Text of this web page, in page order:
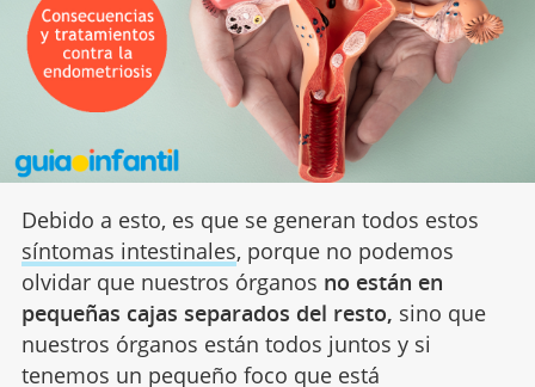
Debido a esto, es que se generan todos estos
síntomas intestinales, porque no podemos
olvidar que nuestros órganos no están en
pequeñas cajas separados del resto, sino que
nuestros órganos están todos juntos y si
tenemos un pequeño foco que está